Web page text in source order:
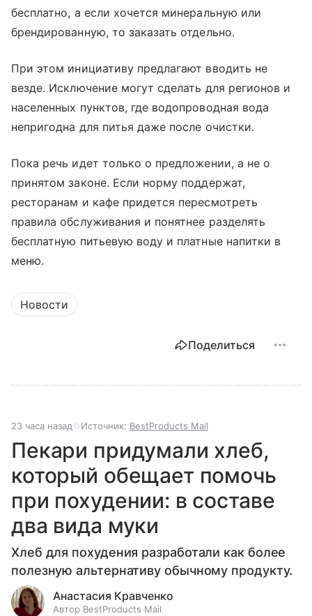
бесплатно, а если хочется минеральную или
брендированную, то заказать отдельно.
При этом инициативу предлагают вводить не
везде. Исключение могут сделать для регионов и
населенных пунктов, где водопроводная вода
непригодна для питья даже после очистки.
Пока речь идет только о предложении, а не о
принятом законе. Если норму поддержат,
ресторанам и кафе придется пересмотреть
правила обслуживания и понятнее разделять
бесплатную питьевую воду и платные напитки в
меню.
Новости
Поделиться
23 часа назад Источник: BestProducts Mail
Пекари придумали хлеб,
который обещает помочь
при похудении: в составе
два вида муки
Хлеб для похудения разработали как более
полезную альтернативу обычному продукту.
Анастасия Кравченко
Автор BestProducts Mail